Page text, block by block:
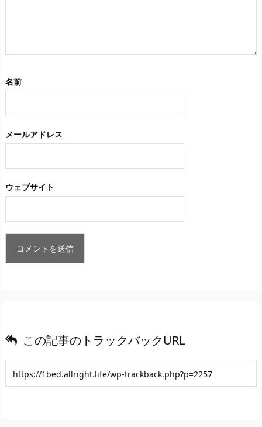
名前
メールアドレス
ウェブサイト
この記事のトラックバックURL